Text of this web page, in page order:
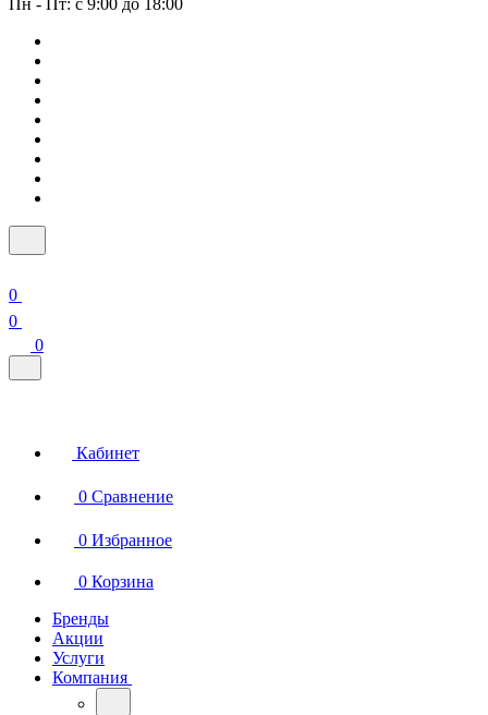
Пн - Пт: с 9:00 до 18:00
0
0
0
Кабинет
0 Сравнение
0 Избранное
0 Корзина
Бренды
Акции
Услуги
Компания